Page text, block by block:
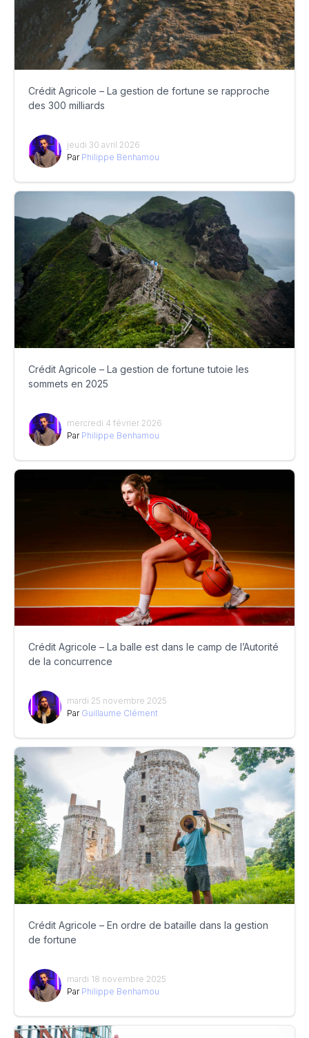
Crédit Agricole – La gestion de fortune se rapproche
des 300 milliards
jeudi 30 avril 2026
Par Philippe Benhamou
Crédit Agricole – La gestion de fortune tutoie les
sommets en 2025
mercredi 4 février 2026
Par Philippe Benhamou
Crédit Agricole – La balle est dans le camp de l’Autorité
de la concurrence
mardi 25 novembre 2025
Par Guillaume Clément
Crédit Agricole – En ordre de bataille dans la gestion
de fortune
mardi 18 novembre 2025
Par Philippe Benhamou